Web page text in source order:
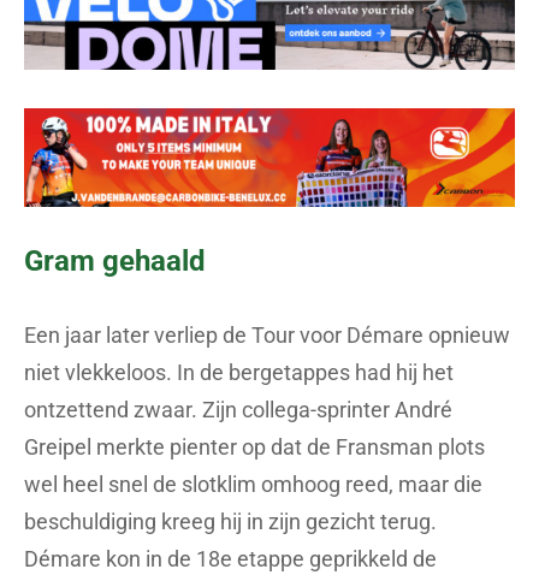
Gram gehaald
Een jaar later verliep de Tour voor Démare opnieuw
niet vlekkeloos. In de bergetappes had hij het
ontzettend zwaar. Zijn collega-sprinter André
Greipel merkte pienter op dat de Fransman plots
wel heel snel de slotklim omhoog reed, maar die
beschuldiging kreeg hij in zijn gezicht terug.
Démare kon in de 18e etappe geprikkeld de